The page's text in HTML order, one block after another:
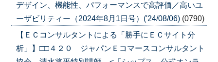
デザイン、機能性、パフォーマンスで高評価／高いユ
ーザビリティー（2024年8月1日号）('24/08/06) (0790)
【ＥＣコンサルタントによる「勝手にＥＣサイト分
析」】□□４２０ ジャパンＥコマースコンサルタント